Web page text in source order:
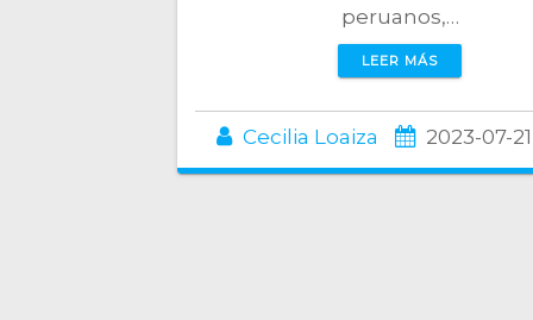
peruanos,…
LEER MÁS
Cecilia Loaiza 2023-07-21